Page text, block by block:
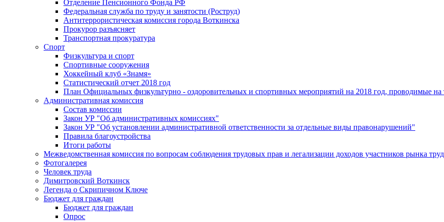
Отделение Пенсионного Фонда РФ
Федеральная служба по труду и занятости (Роструд)
Антитеррористическая комиссия города Воткинска
Прокурор разъясняет
Транспортная прокуратура
Спорт
Физкультура и спорт
Спортивные сооружения
Хоккейный клуб «Знамя»
Статистический отчет 2018 год
План Официальных физкультурно - оздоровительных и спортивных мероприятий на 2018 год, проводимые
Административная комиссия
Состав комиссии
Закон УР "Об административных комиссиях"
Закон УР "Об установлении административной ответственности за отдельные виды правонарушений"
Правила благоустройства
Итоги работы
Межведомственная комиссия по вопросам соблюдения трудовых прав и легализации доходов участников рынка
Фотогалерея
Человек труда
Димитровский Воткинск
Легенда о Скрипичном Ключе
Бюджет для граждан
Бюджет для граждан
Опрос